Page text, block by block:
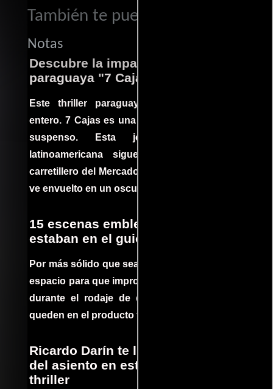
También te puede interesar...
Notas
Descubre la impactante película
paraguaya "7 Cajas"
Este thriller paraguayo cautivó al mundo
entero. 7 Cajas es una explosión de acción y
suspenso. Esta joya cinematográfica
latinoamericana sigue la historia de un
carretillero del Mercado 4 de Asunción que se
ve envuelto en un oscuro mundo de crimen
15 escenas emblemáticas que no
estaban en el guion
Por más sólido que sea un guión siempre hay
espacio para que improvisaciones que se dan
durante el rodaje de determinadas escenas
queden en el producto final.
Ricardo Darín te llevará al borde
del asiento en este increíble
thriller